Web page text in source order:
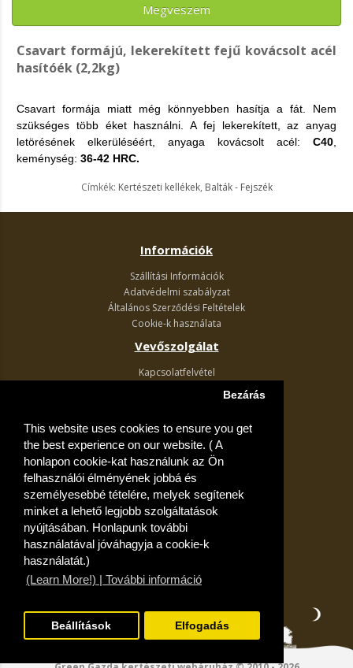
This website uses cookies to ensure you get
the best experience on our website. ( A
honlapon cookie-kat használunk az Ön
felhasználói élményének jobbá és
személyesebbé tételére, melyek segítenek
minket a lehető legjobb szolgáltatások
nyújtásában. Honlapunk további
használatával jóváhagyja a cookie-k
használatát.)
(Learn More!) | További információ
Bezárás
Beállítások Elfogadás
Megveszem
Csavart formájú, lekerekített fejű kovácsolt acél
hasítóék (2,2kg)
Csavart formája miatt még könnyebben hasítja a fát. Nem
szükséges több éket használni. A fej lekerekített, az anyag
letörésének elkerüléséért, anyaga kovácsolt acél: C40,
keménység: 36-42 HRC.
Címkék: Kertészeti kellékek, Balták - Fejszék
Információk
Szállítási Információk
Adatvédelmi szabályzat
Általános Szerződési Feltételek
Cookie-k használata
Vevőszolgálat
Kapcsolatfelvétel
Akciós ajánlatok
Fiók
Kívánságlista